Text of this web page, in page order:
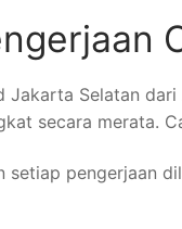
Jakarta Selatan
secara merata.
setiap pengerjaan